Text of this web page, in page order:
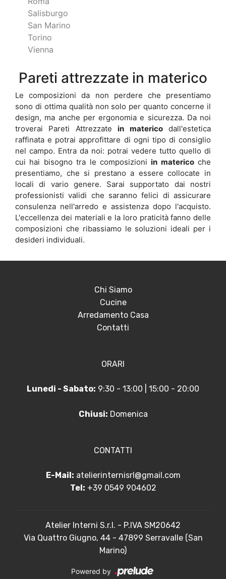
Salisburgo
San Marino
Torino
Vienna
Pareti attrezzate in materico
Le composizioni da non perdere che presentiamo
sono di ottima qualità non solo per quanto concerne il
design, ma anche per ergonomia e sicurezza. Da noi
troverai Pareti Attrezzatein matericodall'estetica
raffinata e potrai approfittare di ogni tipo di consiglio
nel campo. Entra da noi: potrai vedere tutto quello di
cui hai bisogno tra le composizioniin matericoche
presentiamo, che si prestano a essere collocate in
locali di vario genere. Sarai supportato dai nostri
professionisti validi che saranno felici di assicurare
consulenza nell'arredo e assistenza dopo l'acquisto.
L'eccellenza dei materiali e la loro praticità fanno delle
composizioni che ribassiamo le soluzioni ideali per i
desideri individuali.
Chi Siamo
Cucine
Arredamento Casa
Contatti
ORARI
Lunedi - Sabato: 9:30 - 13:00 | 15:00 - 20:00
Chiusi: Domenica
CONTATTI
E-Mail: atelierinternisrl@gmail.com
Tel: +39 0549 904602
Atelier Interni S.r.l. - P.IVA SM20642
Via Quattro Giugno, 44 - 47899 Serravalle (San
Marino)
Powered by